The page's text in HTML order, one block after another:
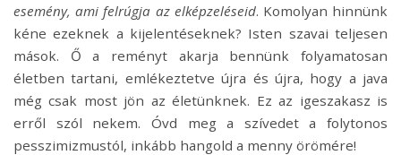
esemény, ami felrúgja az elképzeléseid. Komolyan hinnünk
kéne ezeknek a kijelentéseknek? Isten szavai teljesen
mások. Ő a reményt akarja bennünk folyamatosan
életben tartani, emlékeztetve újra és újra, hogy a java
még csak most jön az életünknek. Ez az igeszakasz is
erről szól nekem. Óvd meg a szívedet a folytonos
pesszimizmustól, inkább hangold a menny örömére!